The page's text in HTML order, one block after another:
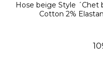
Hose beige Style ´Chet
Cotton 2%